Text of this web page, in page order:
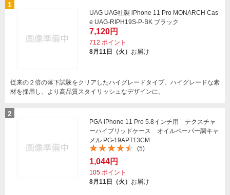
1
UAG UAG社製 iPhone 11 Pro MONARCH Cas
e UAG-RIPH19S-P-BK ブラック
7,120円
712 ポイント
8月11日（火） お届け
従来の２倍の落下試験をクリアしたハイグレードタイプ。ハイグレードな素
材を採用し、より高品質スタイリッシュなデザインに。
2
PGA iPhone 11 Pro 5.8インチ用 テクスチャ
ーハイブリッドケース オイルペーパー調キャ
メル PG-19APT13CM
(5)
1,044円
105 ポイント
8月11日（火） お届け